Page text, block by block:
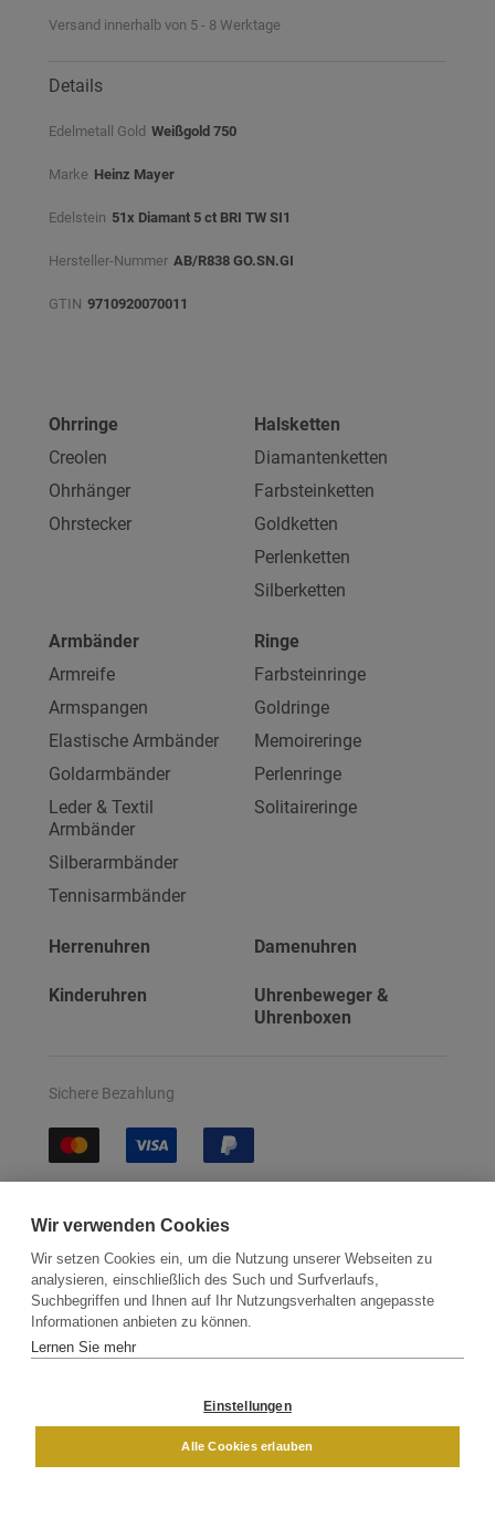
Versand innerhalb von 5 - 8 Werktage
Details
Edelmetall Gold Weißgold 750
Marke Heinz Mayer
Edelstein 51x Diamant 5 ct BRI TW SI1
Hersteller-Nummer AB/R838 GO.SN.GI
GTIN 9710920070011
Ohrringe
Creolen
Ohrhänger
Ohrstecker
Halsketten
Diamantenketten
Farbsteinketten
Goldketten
Perlenketten
Silberketten
Armbänder
Armreife
Armspangen
Elastische Armbänder
Goldarmbänder
Leder & Textil
Armbänder
Silberarmbänder
Tennisarmbänder
Ringe
Farbsteinringe
Goldringe
Memoireringe
Perlenringe
Solitaireringe
Herrenuhren Damenuhren
Kinderuhren
Uhrenbeweger &
Uhrenboxen
Sichere Bezahlung
Kontakt Newsletter Partner
Versand
DAMEN
Wir verwenden Cookies
Wir setzen Cookies ein, um die Nutzung unserer Webseiten zu
analysieren, einschließlich des Such und Surfverlaufs,
Suchbegriffen und Ihnen auf Ihr Nutzungsverhalten angepasste
Informationen anbieten zu können.
Lernen Sie mehr
Einstellungen
Alle Cookies erlauben